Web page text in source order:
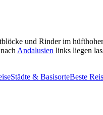
und Rinder im
Andalusien links liegen
Städte & BasisorteBeste